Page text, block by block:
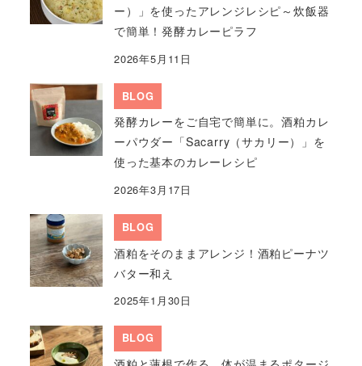
ー）」を使ったアレンジレシピ～炊飯器
で簡単！発酵カレーピラフ
2026年5月11日
BLOG
発酵カレーをご自宅で簡単に。酒粕カレ
ーパウダー「Sacarry（サカリー）」を
使った基本のカレーレシピ
2026年3月17日
BLOG
酒粕をそのままアレンジ！酒粕ピーナツ
バター和え
2025年1月30日
BLOG